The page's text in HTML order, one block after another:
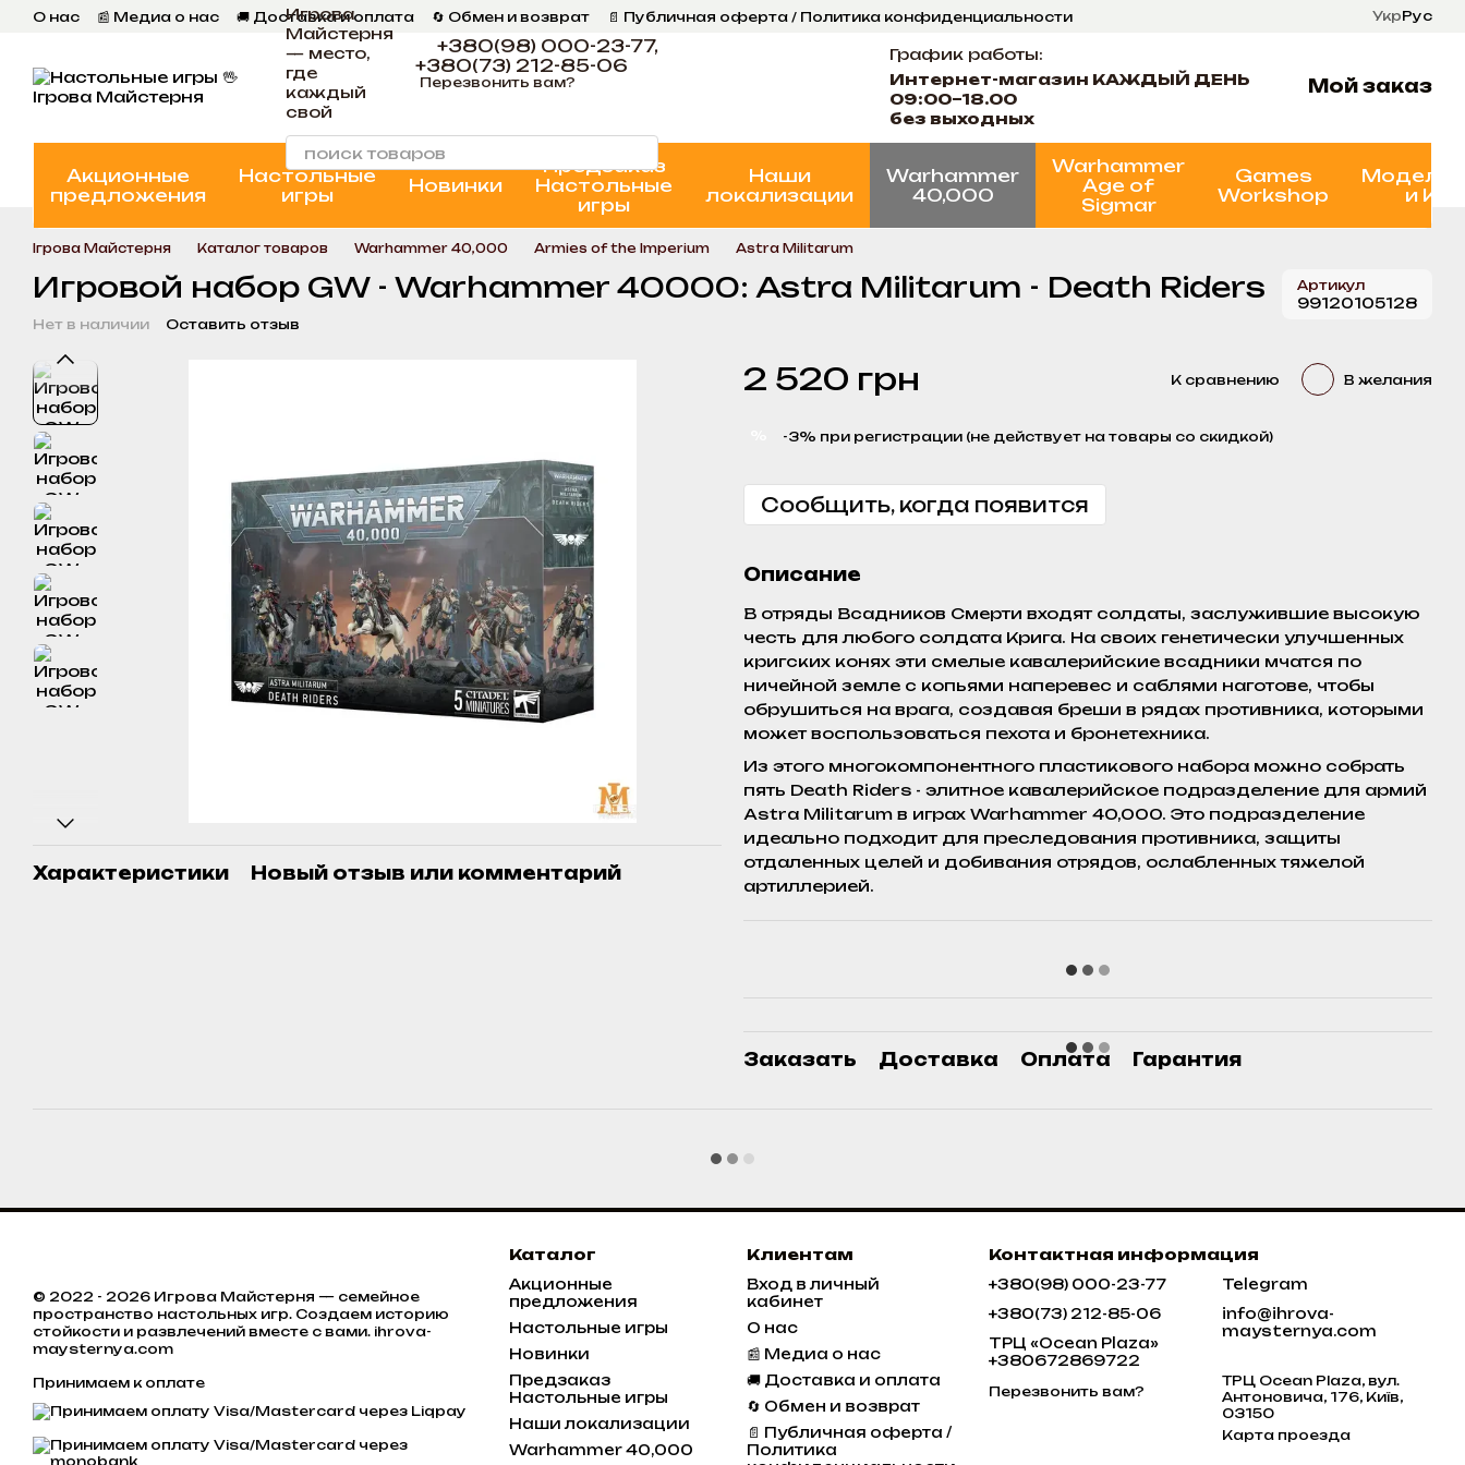
Перейти к основному контенту
О нас 📰 Медиа о нас 🚚 Доставка и оплата 🔄 Обмен и возврат
📄 Публичная оферта / Политика конфиденциальности
📄 Пользовательское соглашение
💬 Отзывы 📝 Блог 📞 Контакты Ігрова Майстерня
УкрРус
Игрова
Майстерня
— место,
где
каждый
свой
+380(98) 000-23-77,
+380(73) 212-85-06
Перезвонить вам?
График работы:
Интернет-магазин КАЖДЫЙ ДЕНЬ
09:00–18.00
без выходных
Мой заказ
Акционные
предложения
Настольные
игры
Новинки
Предзаказ
Настольные
игры
Наши
локализации
Warhammer
40,000
Warhammer
Age of
Sigmar
Games
Workshop
и
Ігрова Майстерня Каталог товаров Warhammer 40,000 Armies of the Imperium Astra Militarum
Игровой набор GW - Warhammer 40000: Astra Militarum - Death Riders Артикул
99120105128
Нет в наличии Оставить отзыв
Характеристики Новый отзыв или комментарий
2 520 грн К сравнению В желания
-3% при регистрации (не действует на товары со скидкой)
Сообщить, когда появится
Описание
В отряды Всадников Смерти входят солдаты, заслужившие высокую
честь для любого солдата Крига. На своих генетически улучшенных
кригских конях эти смелые кавалерийские всадники мчатся по
ничейной земле с копьями наперевес и саблями наготове, чтобы
обрушиться на врага, создавая бреши в рядах противника, которыми
может воспользоваться пехота и бронетехника.
Из этого многокомпонентного пластикового набора можно собрать
пять Death Riders - элитное кавалерийское подразделение для армий
Astra Militarum в играх Warhammer 40,000. Это подразделение
идеально подходит для преследования противника, защиты
отдаленных целей и добивания отрядов, ослабленных тяжелой
артиллерией.
Заказать Доставка Оплата Гарантия
© 2022 - 2026 Игрова Майстерня — семейное
пространство настольных игр. Создаем историю
стойкости и развлечений вместе с вами. ihrova-
maysternya.com
Принимаем к оплате
Каталог
Акционные
предложения
Настольные игры
Новинки
Предзаказ
Настольные игры
Наши локализации
Warhammer 40,000
Клиентам
Вход в личный
кабинет
О нас
📰 Медиа о нас
🚚 Доставка и оплата
🔄 Обмен и возврат
📄 Публичная оферта /
Политика
Контактная информация
+380(98) 000-23-77
+380(73) 212-85-06
ТРЦ «Ocean Plaza»
+380672869722
Перезвонить вам?
Telegram
info@ihrova-
maysternya.com
ТРЦ Ocean Plaza, вул.
Антоновича, 176, Київ,
03150
Карта проезда